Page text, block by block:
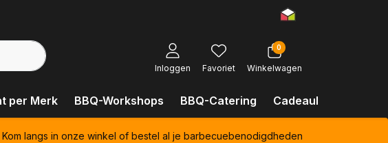
Inloggen Favoriet
0
Winkelwagen
per Merk BBQ-Workshops BBQ-Catering Cadeaubonnen
langs in onze winkel of bestel al je barbecuebenodigdheden